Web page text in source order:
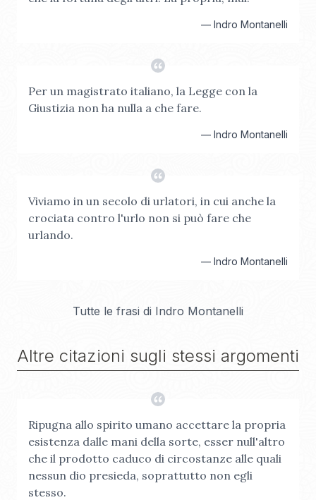
— Indro Montanelli
Per un magistrato italiano, la Legge con la
Giustizia non ha nulla a che fare.
— Indro Montanelli
Viviamo in un secolo di urlatori, in cui anche la
crociata contro l'urlo non si può fare che
urlando.
— Indro Montanelli
Tutte le frasi di Indro Montanelli
Altre citazioni sugli stessi argomenti
Ripugna allo spirito umano accettare la propria
esistenza dalle mani della sorte, esser null'altro
che il prodotto caduco di circostanze alle quali
nessun dio presieda, soprattutto non egli
stesso.